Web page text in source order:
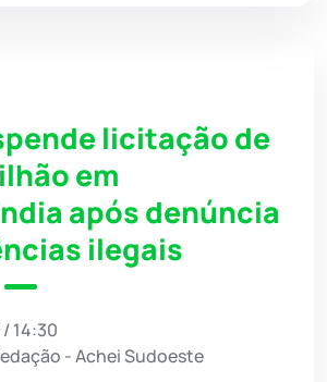
licitação de
em
após denúncia
ilegais
14:30
- Achei Sudoeste